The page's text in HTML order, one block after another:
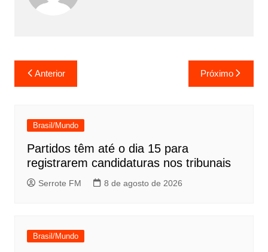
Navegação
de
Anterior Próximo
Brasil/Mundo
Partidos têm até o dia 15 para
registrarem candidaturas nos tribunais
Serrote FM 8 de agosto de 2026
Brasil/Mundo